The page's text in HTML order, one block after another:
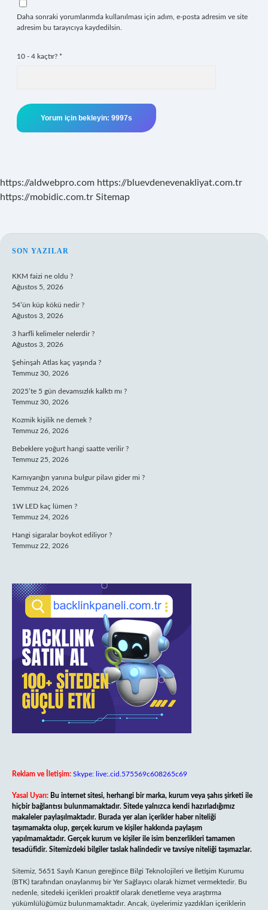
Daha sonraki yorumlarımda kullanılması için adım, e-posta adresim ve site
adresim bu tarayıcıya kaydedilsin.
10 - 4 kaçtır? *
https://aldwebpro.com https://bluevdenevenakliyat.com.tr
https://mobidic.com.tr Sitemap
SIDEBAR
SON YAZILAR
KKM faizi ne oldu ?
Ağustos 5, 2026
54’ün küp kökü nedir ?
Ağustos 3, 2026
3 harfli kelimeler nelerdir ?
Ağustos 3, 2026
Şehinşah Atlas kaç yaşında ?
Temmuz 30, 2026
2025’te 5 gün devamsızlık kalktı mı ?
Temmuz 30, 2026
Kozmik kişilik ne demek ?
Temmuz 26, 2026
Bebeklere yoğurt hangi saatte verilir ?
Temmuz 25, 2026
Karnıyarığın yanına bulgur pilavı gider mi ?
Temmuz 24, 2026
1W LED kaç lümen ?
Temmuz 24, 2026
Hangi sigaralar boykot ediliyor ?
Temmuz 22, 2026
Reklam ve İletişim: Skype: live:.cid.575569c608265c69
Yasal Uyarı: Bu internet sitesi, herhangi bir marka, kurum veya şahıs şirketi ile
hiçbir bağlantısı bulunmamaktadır. Sitede yalnızca kendi hazırladığımız
makaleler paylaşılmaktadır. Burada yer alan içerikler haber niteliği
taşımamakta olup, gerçek kurum ve kişiler hakkında paylaşım
yapılmamaktadır. Gerçek kurum ve kişiler ile isim benzerlikleri tamamen
tesadüfidir. Sitemizdeki bilgiler taslak halindedir ve tavsiye niteliği taşımazlar.
Sitemiz, 5651 Sayılı Kanun gereğince Bilgi Teknolojileri ve İletişim Kurumu
(BTK) tarafından onaylanmış bir Yer Sağlayıcı olarak hizmet vermektedir. Bu
nedenle, sitedeki içerikleri proaktif olarak denetleme veya araştırma
yükümlülüğümüz bulunmamaktadır. Ancak, üyelerimiz yazdıkları içeriklerin